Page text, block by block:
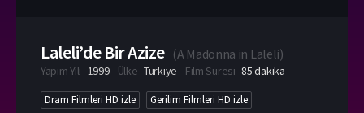
Laleli’de Bir Azize (A Madonna in Laleli)
Yapım Yılı 1999 Ülke Türkiye Film Süresi 85 dakika
Dram Filmleri HD izle
Gerilim Filmleri HD izle